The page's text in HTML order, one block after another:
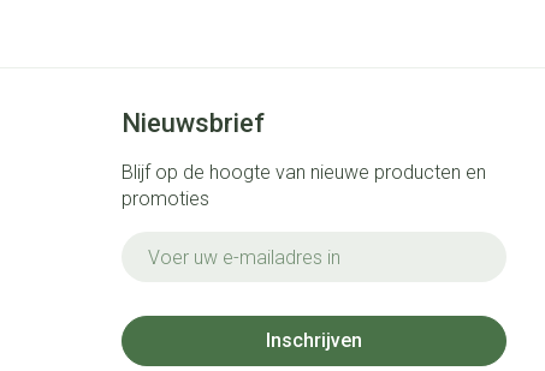
Nieuwsbrief
Blijf op de hoogte van nieuwe producten en
promoties
Inschrijven